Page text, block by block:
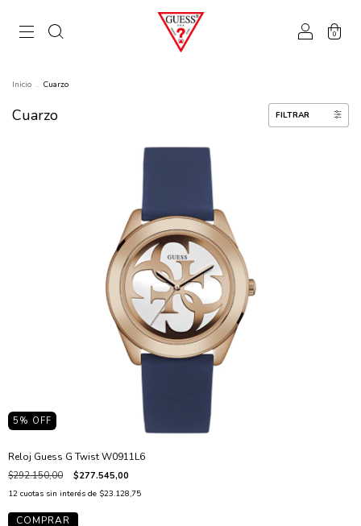
0
Inicio . Cuarzo
Cuarzo FILTRAR
5 % OFF
Reloj Guess G Twist W0911L6
$292.150,00 $277.545,00
12 cuotas sin interés de $23.128,75